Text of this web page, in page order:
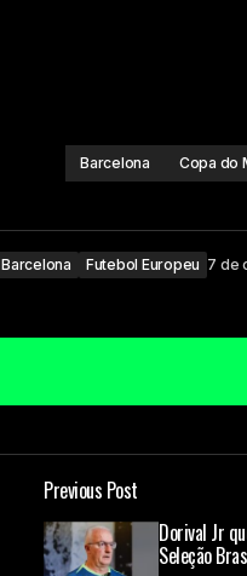
Barcelona Copa do
Barcelona Futebol Europeu 7 de
O seu endereço de e-
Previous Post
Dorival Jr
Seleção